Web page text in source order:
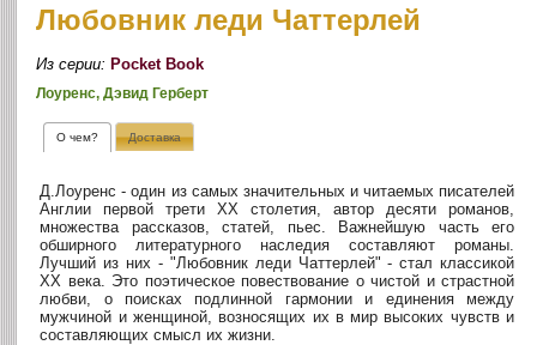
Любовник леди Чаттерлей
Из серии:Pocket Book
Лоуренс, Дэвид Герберт
О чем? Доставка
Д.Лоуренс - один из самых значительных и читаемых писателей
Англии первой трети XX столетия, автор десяти романов,
множества рассказов, статей, пьес. Важнейшую часть его
обширного литературного наследия составляют романы.
Лучший из них - "Любовник леди Чаттерлей" - стал классикой
XX века. Это поэтическое повествование о чистой и страстной
любви, о поисках подлинной гармонии и единения между
мужчиной и женщиной, возносящих их в мир высоких чувств и
составляющих смысл их жизни.